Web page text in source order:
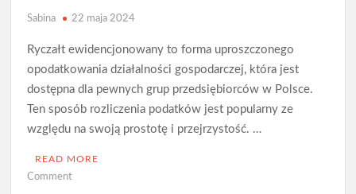
Sabina 22 maja 2024
Ryczałt ewidencjonowany to forma uproszczonego
opodatkowania działalności gospodarczej, która jest
dostępna dla pewnych grup przedsiębiorców w Polsce.
Ten sposób rozliczenia podatków jest popularny ze
względu na swoją prostotę i przejrzystość. …
READ MORE
Commenton